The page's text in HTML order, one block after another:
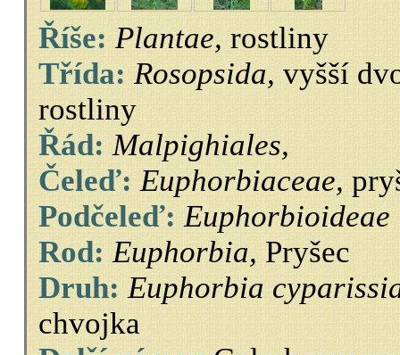
Říše:Plantae, rostliny
Třída:Rosopsida, vyšší
rostliny
Řád:Malpighiales,
Čeleď:Euphorbiaceae,
Podčeleď:Euphorbioideae
Rod:Euphorbia, Pryšec
Druh:Euphorbia
chvojka